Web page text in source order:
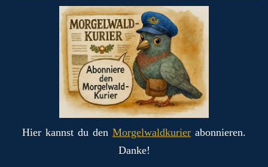
Hier kannst du den Morgelwaldkurier abonnieren.
Danke!